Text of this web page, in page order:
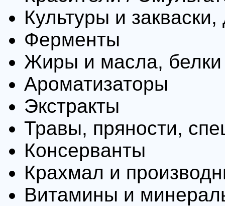
Культуры и
Ферменты
Жиры и масла, белки
Ароматизаторы
Экстракты
Травы, пряности,
Консерванты
Крахмал и
Витамины и